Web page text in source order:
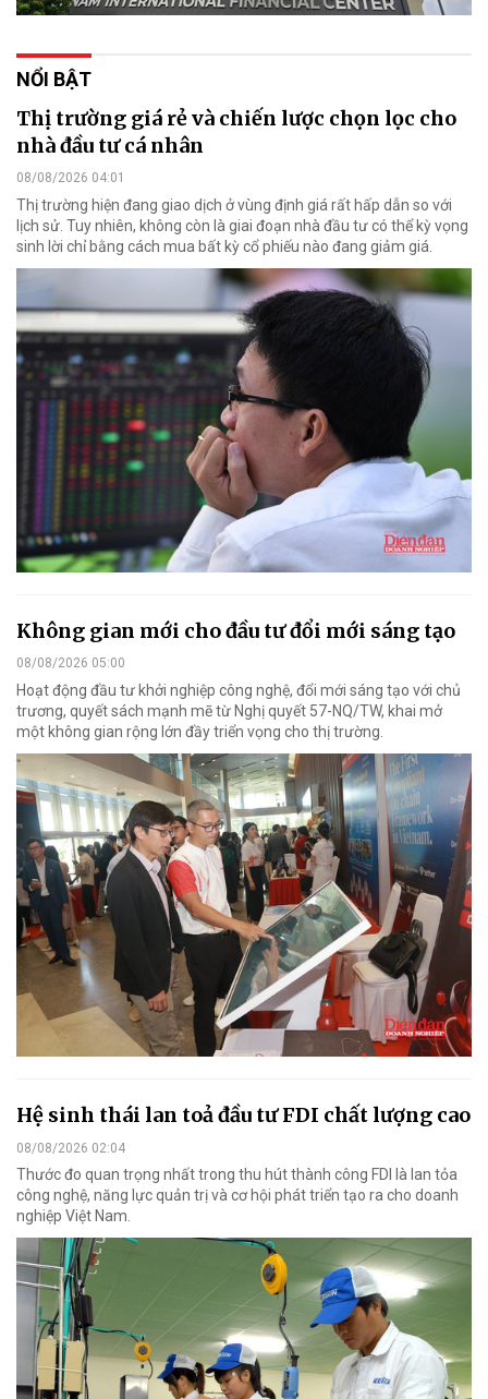
NỔI BẬT
Thị trường giá rẻ và chiến lược chọn lọc cho
nhà đầu tư cá nhân
08/08/2026 04:01
Thị trường hiện đang giao dịch ở vùng định giá rất hấp dẫn so với
lịch sử. Tuy nhiên, không còn là giai đoạn nhà đầu tư có thể kỳ vọng
sinh lời chỉ bằng cách mua bất kỳ cổ phiếu nào đang giảm giá.
Không gian mới cho đầu tư đổi mới sáng tạo
08/08/2026 05:00
Hoạt động đầu tư khởi nghiệp công nghệ, đổi mới sáng tạo với chủ
trương, quyết sách mạnh mẽ từ Nghị quyết 57-NQ/TW, khai mở
một không gian rộng lớn đầy triển vọng cho thị trường.
Hệ sinh thái lan toả đầu tư FDI chất lượng cao
08/08/2026 02:04
Thước đo quan trọng nhất trong thu hút thành công FDI là lan tỏa
công nghệ, năng lực quản trị và cơ hội phát triển tạo ra cho doanh
nghiệp Việt Nam.